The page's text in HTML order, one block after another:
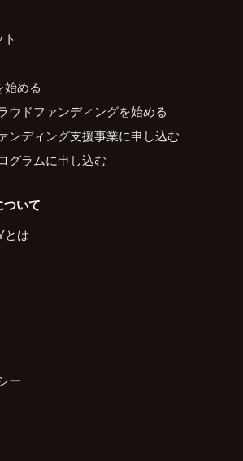
始める
ウドファンディングを始める
ンディング支援事業に申し込む
グラムに申し込む
いて
とは
ー